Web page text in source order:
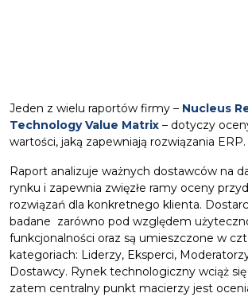
Jeden z wielu raportów firmy – Nucleus
Technology Value Matrix – dotyczy
wartości, jaką zapewniają rozwiązania ERP.
Raport analizuje ważnych dostawców na
rynku i zapewnia zwięzłe ramy oceny
rozwiązań dla konkretnego klienta.
badane zarówno pod względem
funkcjonalności oraz są umieszczone w
kategoriach: Liderzy, Eksperci,
Dostawcy. Rynek technologiczny wciąż
zatem centralny punkt macierzy jest